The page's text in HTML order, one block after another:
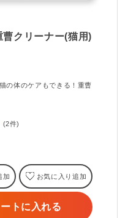
曹クリーナー(猫用)
の体のケアもできる！重曹
(2件)
加 お気に入り追加
トに入れる